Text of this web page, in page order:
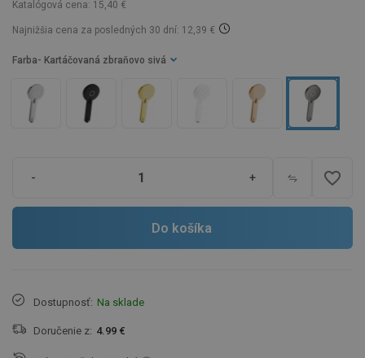
Katalógová cena: 15,40 €
Najnižšia cena za posledných 30 dní: 12,39 €
Farba - Kartáčovaná zbraňovo sivá
- + favorite_border
Do košíka
Dostupnosť: Na sklade
Doručenie z: 4.99 €